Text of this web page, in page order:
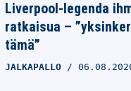
Liverpool-legenda
ratkaisua –
tämä”
JALKAPALLO